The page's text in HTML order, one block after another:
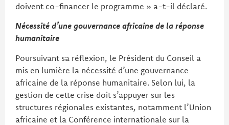
doivent co-financer le programme » a-t-il déclaré.
Nécessité d’une gouvernance africaine de la réponse
humanitaire
Poursuivant sa réflexion, le Président du Conseil a
mis en lumière la nécessité d’une gouvernance
africaine de la réponse humanitaire. Selon lui, la
gestion de cette crise doit s’appuyer sur les
structures régionales existantes, notamment l’Union
africaine et la Conférence internationale sur la